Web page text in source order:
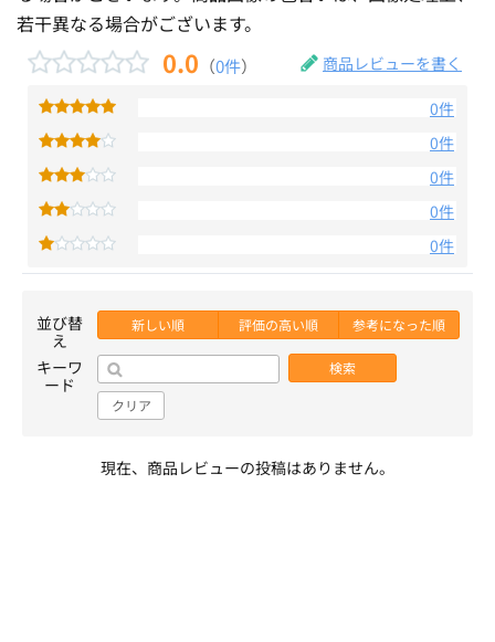
若干異なる場合がございます。
0.0 （0件） 商品レビューを書く
0件
0件
0件
0件
0件
並び替
え
新しい順 評価の高い順 参考になった順
キーワ
ード
検索
クリア
現在、商品レビューの投稿はありません。